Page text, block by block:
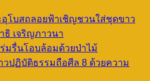
อุโบสถลอยฟ้าเชิญชวนใส่ชุดขาว
เจริญภาวนา
มรื่นโอบล้อมด้วยป่าไม้
ปฏิบัติธรรมถือศีล 8 ด้วยความ